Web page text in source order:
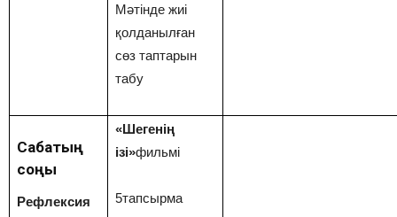
Мәтінде жиі
қолданылған
сөз таптарын
табу
Сабақтың
соңы
Рефлексия
«Шегенің
ізі»фильмі
5тапсырма